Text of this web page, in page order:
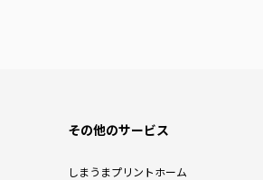
その他のサービス
しまうまプリントホーム